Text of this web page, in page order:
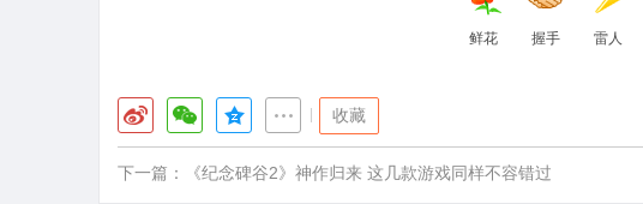
鲜花 握手 雷人
收藏
下一篇： 《纪念碑谷2》神作归来 这几款游戏同样不容错过